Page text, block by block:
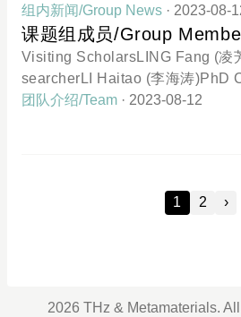
士生叶养松与于九思参加了本次
议海报展，并都获得了TOP 3
ers的优异成绩。港科大（广州）
进材料学域主任高平教授为获奖
生颁奖。叶养松参会海报于九思参
得到了广泛的关注。拓扑声学通
研究拓扑材料的性质来实现对声
的高效调控，为实现各种复杂的
学功能提供了新思路。声子晶体
一种人造周期性结构材料，它对声
声学波导等声学结构中的声波传播
和拓扑边界态。近日，研究人员开
组内新闻/Group News · 2023-08-
课题组成员/Group
Visiting ScholarsLING Fang (凌
searcherLI Haitao (李海涛)PhD
gsong (叶养松)PhD
团队介绍/Team · 2023-08-12
1 2 ›
2026 THz & Metamaterials.